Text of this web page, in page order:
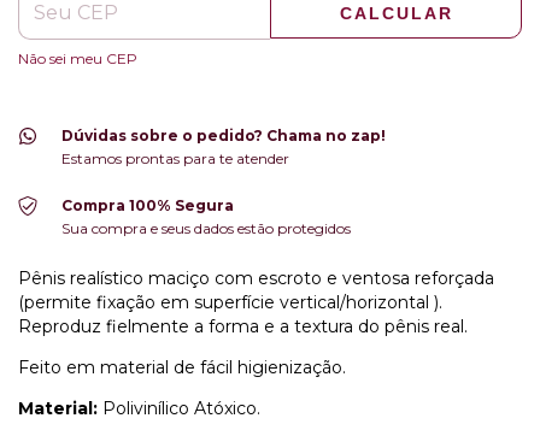
CALCULAR
Não sei meu CEP
Dúvidas sobre o pedido? Chama no zap!
Estamos prontas para te atender
Compra 100% Segura
Sua compra e seus dados estão protegidos
Pênis realístico maciço com escroto e ventosa reforçada
(permite fixação em superfície vertical/horizontal ).
Reproduz fielmente a forma e a textura do pênis real.
Feito em material de fácil higienização.
Material: Polivinílico Atóxico.